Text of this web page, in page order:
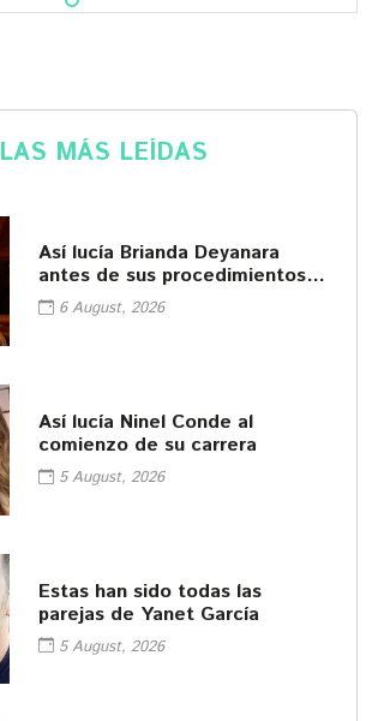
LAS MÁS LEÍDAS
Así lucía Brianda Deyanara
antes de sus procedimientos
cosméticos
6 August, 2026
Así lucía Ninel Conde al
comienzo de su carrera
5 August, 2026
Estas han sido todas las
parejas de Yanet García
5 August, 2026